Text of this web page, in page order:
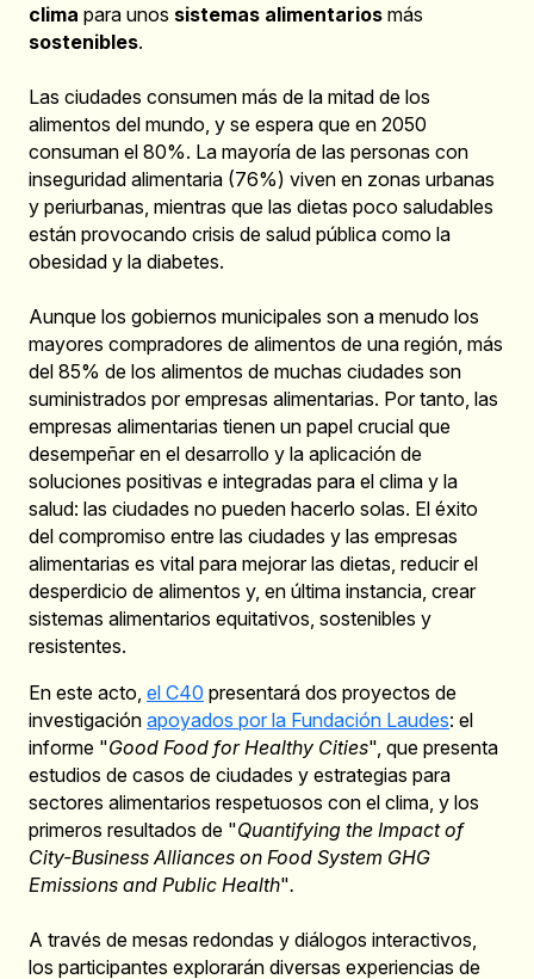
clima para unos sistemas alimentarios más
sostenibles.
Las ciudades consumen más de la mitad de los
alimentos del mundo, y se espera que en 2050
consuman el 80%. La mayoría de las personas con
inseguridad alimentaria (76%) viven en zonas urbanas
y periurbanas, mientras que las dietas poco saludables
están provocando crisis de salud pública como la
obesidad y la diabetes.
Aunque los gobiernos municipales son a menudo los
mayores compradores de alimentos de una región, más
del 85% de los alimentos de muchas ciudades son
suministrados por empresas alimentarias. Por tanto, las
empresas alimentarias tienen un papel crucial que
desempeñar en el desarrollo y la aplicación de
soluciones positivas e integradas para el clima y la
salud: las ciudades no pueden hacerlo solas. El éxito
del compromiso entre las ciudades y las empresas
alimentarias es vital para mejorar las dietas, reducir el
desperdicio de alimentos y, en última instancia, crear
sistemas alimentarios equitativos, sostenibles y
resistentes.
En este acto, el C40 presentará dos proyectos de
investigación apoyados por la Fundación Laudes: el
informe "Good Food for Healthy Cities", que presenta
estudios de casos de ciudades y estrategias para
sectores alimentarios respetuosos con el clima, y los
primeros resultados de "Quantifying the Impact of
City-Business Alliances on Food System GHG
Emissions and Public Health".
A través de mesas redondas y diálogos interactivos,
los participantes explorarán diversas experiencias de